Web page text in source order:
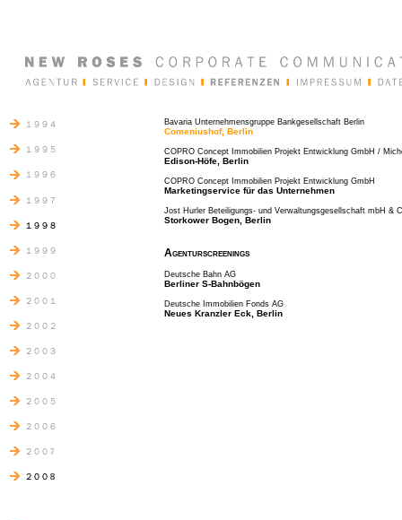
Bavaria Unternehmensgruppe Bankgesellschaft Berlin
Comeniushof, Berlin
COPRO Concept Immobilien Projekt Entwicklung GmbH /
Edison-Höfe, Berlin
COPRO Concept Immobilien Projekt Entwicklung GmbH
Marketingservice für das Unternehmen
Jost Hurler Beteiligungs- und Verwaltungsgesellschaft mbH &
Storkower Bogen, Berlin
Agenturscreenings
Deutsche Bahn AG
Berliner S-Bahnbögen
Deutsche Immobilien Fonds AG
Neues Kranzler Eck, Berlin